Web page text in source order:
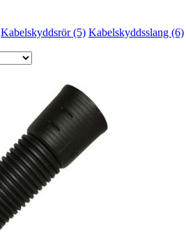
Kabelskyddsrör (5) Kabelskyddsslang (6)